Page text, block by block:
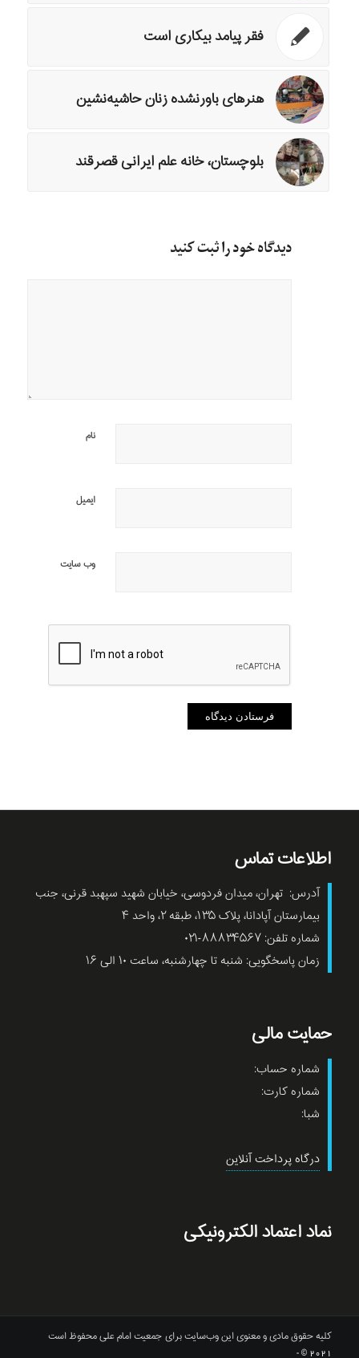
فقر پیامد بیکاری است
هنرهای باورنشده زنان حاشيه‌نشين
بلوچستان، خانه علم ایرانی قصرقند
دیدگاه خود را ثبت کنید
نام
ایمیل
وب‌ سایت
اطلاعات تماس
آدرس: تهران، میدان فردوسی، خیابان شهید سپهبد قرنی، جنب
بیمارستان آپادانا، پلاک ۱۳۵، طبقه ۲، واحد ۴
شماره تلفن: ۸۸۸۳۴۵۶۷-۰۲۱
زمان پاسخگویی: شنبه تا چهارشنبه، ساعت ۱۰ الی ۱۶
حمایت مالی
شماره حساب:
شماره کارت:
شبا:
درگاه پرداخت آنلاین
نماد اعتماد الکترونیکی
کلیه حقوق مادی و معنوی این وب‌سایت برای جمعیت امام علی محفوظ است
2021 © -